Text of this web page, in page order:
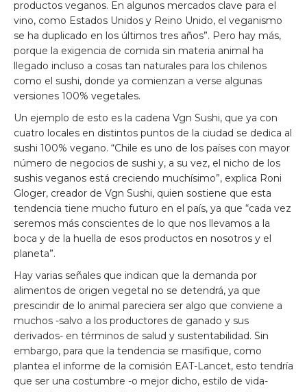
productos veganos. En algunos mercados clave para el
vino, como Estados Unidos y Reino Unido, el veganismo
se ha duplicado en los últimos tres años”. Pero hay más,
porque la exigencia de comida sin materia animal ha
llegado incluso a cosas tan naturales para los chilenos
como el sushi, donde ya comienzan a verse algunas
versiones 100% vegetales.
Un ejemplo de esto es la cadena Vgn Sushi, que ya con
cuatro locales en distintos puntos de la ciudad se dedica al
sushi 100% vegano. “Chile es uno de los países con mayor
número de negocios de sushi y, a su vez, el nicho de los
sushis veganos está creciendo muchísimo”, explica Roni
Gloger, creador de Vgn Sushi, quien sostiene que esta
tendencia tiene mucho futuro en el país, ya que “cada vez
seremos más conscientes de lo que nos llevamos a la
boca y de la huella de esos productos en nosotros y el
planeta”.
Hay varias señales que indican que la demanda por
alimentos de origen vegetal no se detendrá, ya que
prescindir de lo animal pareciera ser algo que conviene a
muchos -salvo a los productores de ganado y sus
derivados- en términos de salud y sustentabilidad. Sin
embargo, para que la tendencia se masifique, como
plantea el informe de la comisión EAT-Lancet, esto tendría
que ser una costumbre -o mejor dicho, estilo de vida-